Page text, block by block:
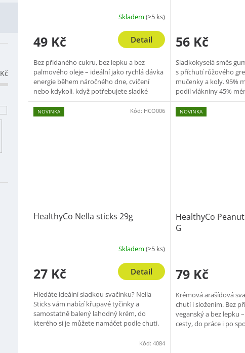
Kč
Skladem (>5 ks)
49 Kč Detail
Bez přidaného cukru, bez lepku a bez
palmového oleje – ideální jako rychlá dávka
energie během náročného dne, cvičení
nebo kdykoli, když potřebujete sladké
povzbuzení a sílu v...
56 Kč
Sladkokyselá směs
s příchutí růžového
mučenky a koly. 95%
podíl vlákniny 45%
chuť &...
NOVINKA
HealthyCo Nella sticks 29g
Skladem (>5 ks)
27 Kč Detail
Hledáte ideální sladkou svačinku? Nella
Sticks vám nabízí křupavé tyčinky a
samostatně balený lahodný krém, do
kterého si je můžete namáčet podle chuti.
Perfektní kombinace...
Kód: HCO006 NOVINKA
HealthyCo
G
79 Kč
Krémová arašídová
chutí i složením. Bez
veganský a bez lepku
cesty, do práce i po
a...
Kód: 4084